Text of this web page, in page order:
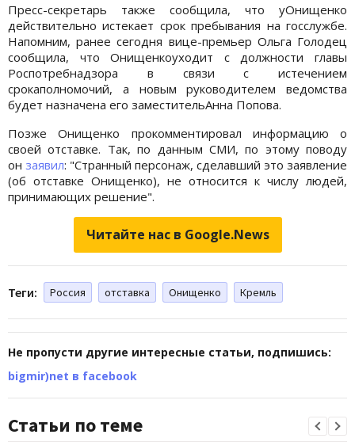
Пресс-секретарь также сообщила, что уОнищенко
действительно истекает срок пребывания на госслужбе.
Напомним, ранее сегодня вице-премьер Ольга Голодец
сообщила, что Онищенкоуходит с должности главы
Роспотребнадзора в связи с истечением
срокаполномочий, а новым руководителем ведомства
будет назначена его заместительАнна Попова.
Позже Онищенко прокомментировал информацию о
своей отставке. Так, по данным СМИ, по этому поводу
он заявил: "Странный персонаж, сделавший это заявление
(об отставке Онищенко), не относится к числу людей,
принимающих решение".
Читайте нас в Google.News
Теги: Россия отставка Онищенко Кремль
Не пропусти другие интересные статьи, подпишись:
bigmir)net в facebook
Статьи по теме